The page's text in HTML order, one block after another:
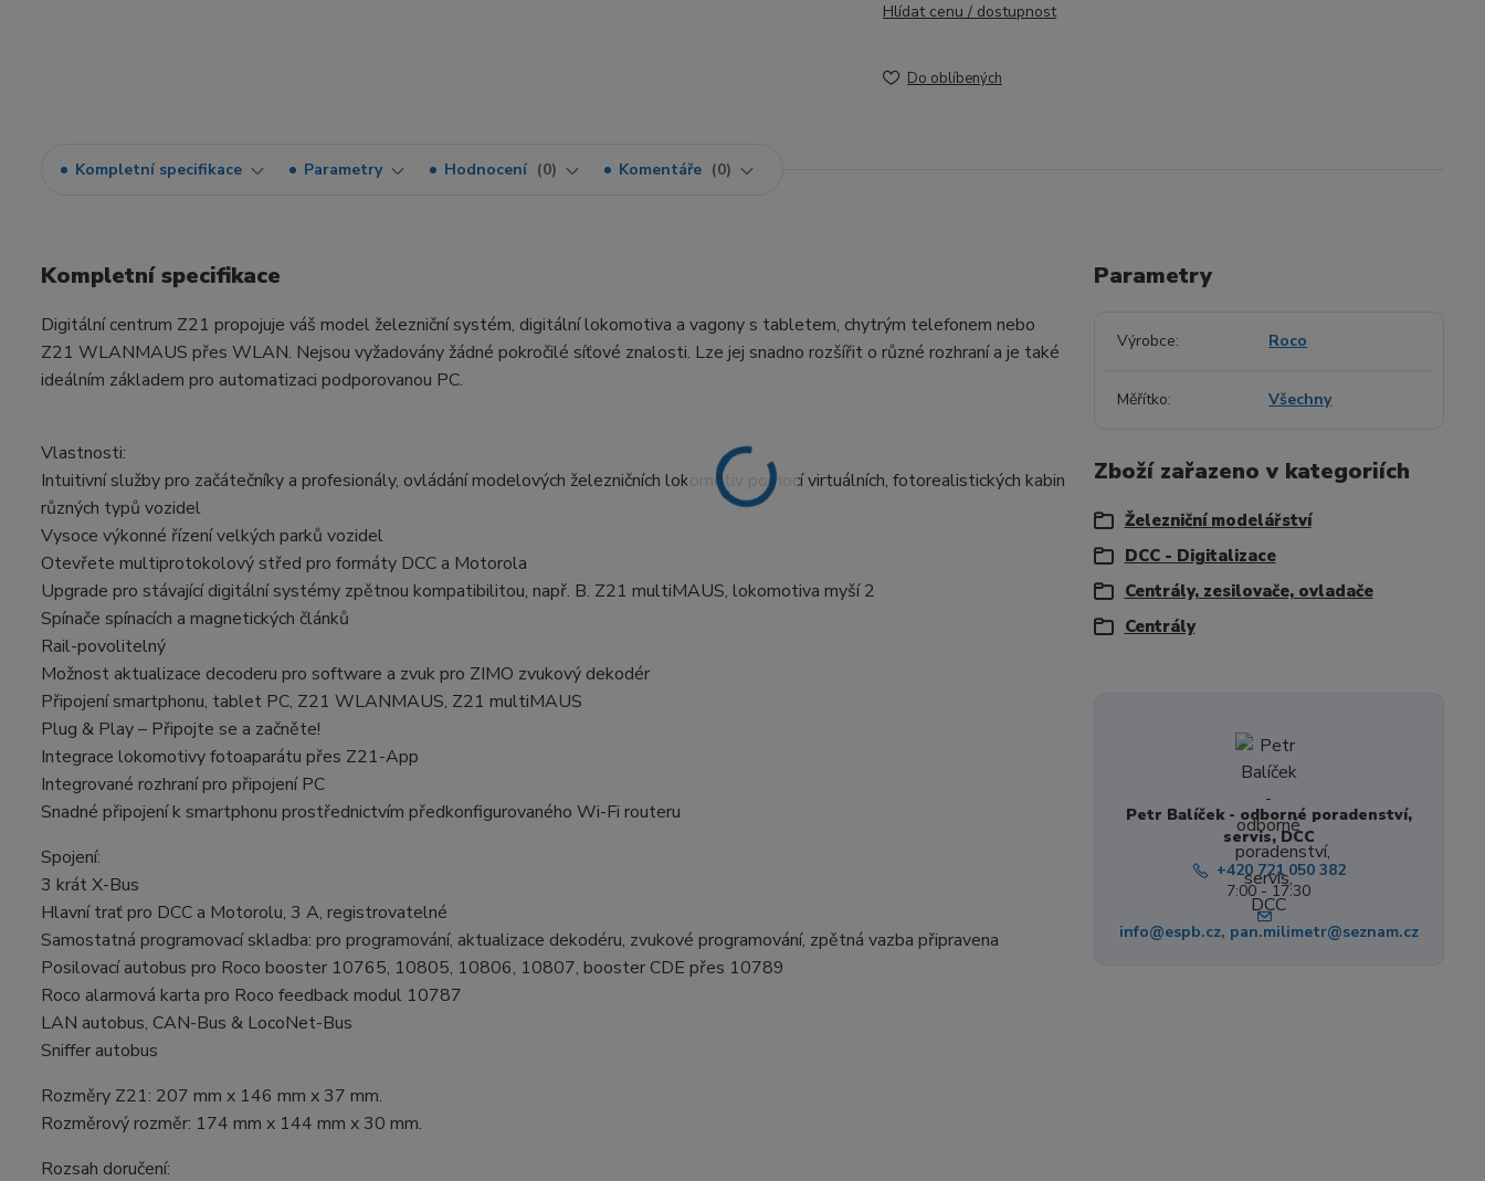
Hlídat cenu / dostupnost
Do oblíbených
Kompletní specifikace Parametry Hodnocení 0 Komentáře 0
Kompletní specifikace
Digitální centrum Z21 propojuje váš model železniční systém, digitální lokomotiva a vagony s tabletem, chytrým telefonem nebo
Z21 WLANMAUS přes WLAN. Nejsou vyžadovány žádné pokročilé síťové znalosti. Lze jej snadno rozšířit o různé rozhraní a je také
ideálním základem pro automatizaci podporovanou PC.
Vlastnosti:
Intuitivní služby pro začátečníky a profesionály, ovládání modelových železničních lokomotiv pomocí virtuálních, fotorealistických kabin
různých typů vozidel
Vysoce výkonné řízení velkých parků vozidel
Otevřete multiprotokolový střed pro formáty DCC a Motorola
Upgrade pro stávající digitální systémy zpětnou kompatibilitou, např. B. Z21 multiMAUS, lokomotiva myší 2
Spínače spínacích a magnetických článků
Rail-povolitelný
Možnost aktualizace decoderu pro software a zvuk pro ZIMO zvukový dekodér
Připojení smartphonu, tablet PC, Z21 WLANMAUS, Z21 multiMAUS
Plug & Play – Připojte se a začněte!
Integrace lokomotivy fotoaparátu přes Z21-App
Integrované rozhraní pro připojení PC
Snadné připojení k smartphonu prostřednictvím předkonfigurovaného Wi-Fi routeru
Spojení:
3 krát X-Bus
Hlavní trať pro DCC a Motorolu, 3 A, registrovatelné
Samostatná programovací skladba: pro programování, aktualizace dekodéru, zvukové programování, zpětná vazba připravena
Posilovací autobus pro Roco booster 10765, 10805, 10806, 10807, booster CDE přes 10789
Roco alarmová karta pro Roco feedback modul 10787
LAN autobus, CAN-Bus & LocoNet-Bus
Sniffer autobus
Rozměry Z21: 207 mm x 146 mm x 37 mm.
Rozměrový rozměr: 174 mm x 144 mm x 30 mm.
Rozsah doručení:
Parametry
Výrobce Roco
Měřítko Všechny
Zboží zařazeno v kategoriích
Železniční modelářství
DCC - Digitalizace
Centrály, zesilovače, ovladače
Centrály
Petr Balíček - odborné poradenství,
servis, DCC
+420 721 050 382
7:00 - 17:30
info@espb.cz, pan.milimetr@seznam.cz